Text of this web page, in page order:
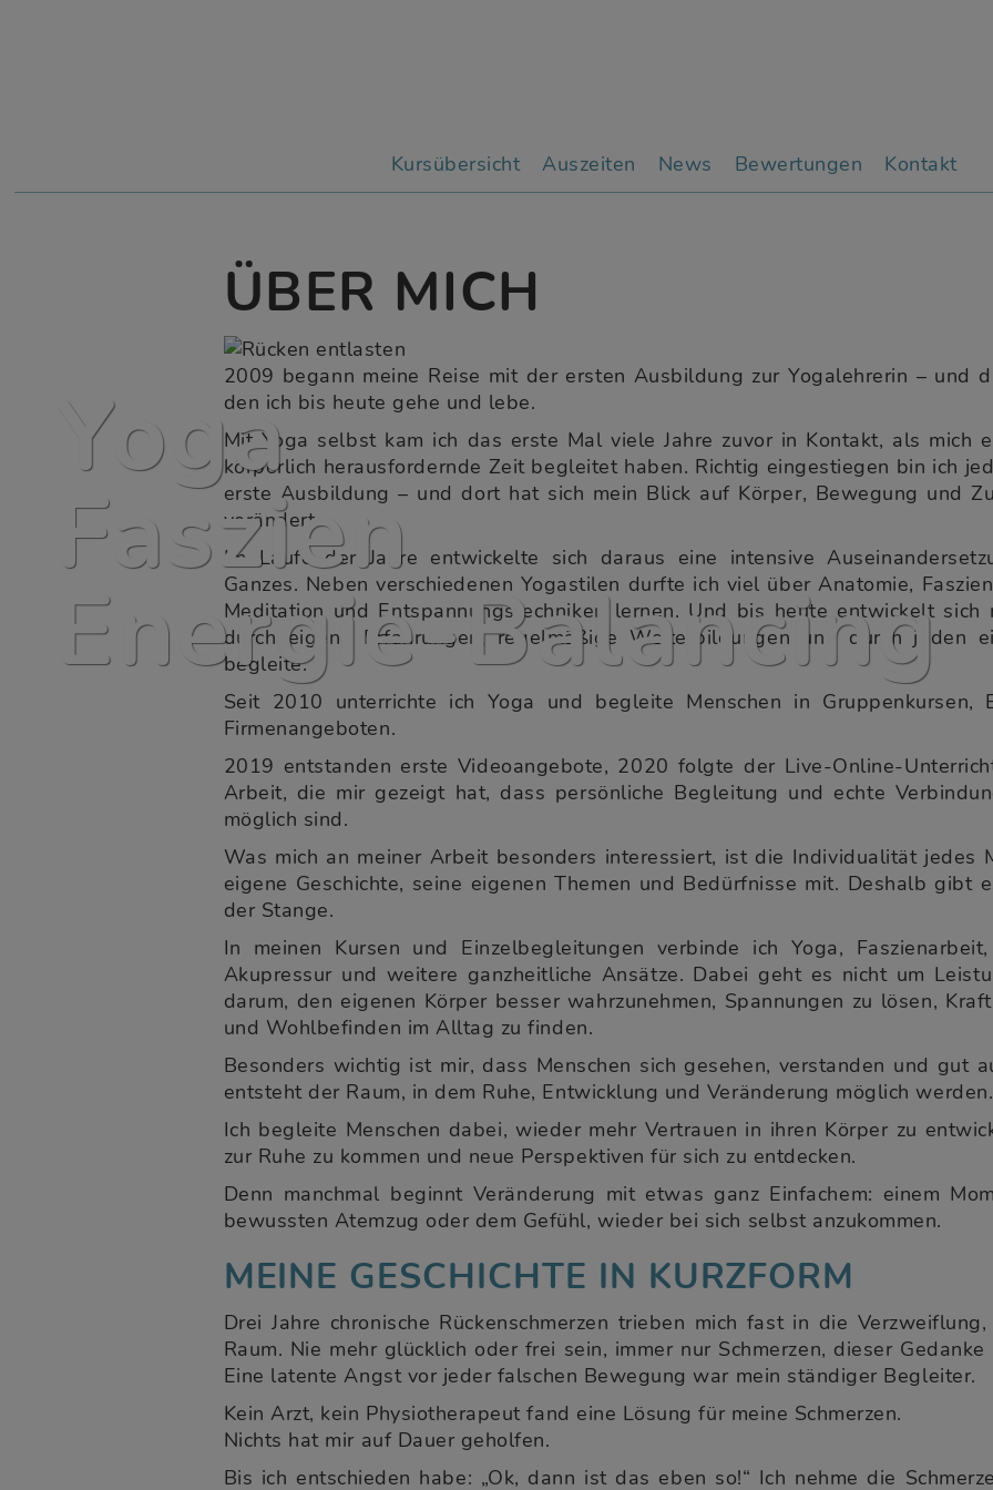
Yoga
Faszien
Energie-Balancing
Kursübersicht Auszeiten News Bewertungen Kontakt
ÜBER MICH
2009 begann meine Reise mit der ersten Ausbildung zur Yogalehrerin – und
den ich bis heute gehe und lebe.
Mit Yoga selbst kam ich das erste Mal viele Jahre zuvor in Kontakt, als mich
körperlich herausfordernde Zeit begleitet haben. Richtig eingestiegen bin ich
erste Ausbildung – und dort hat sich mein Blick auf Körper, Bewegung und
verändert.
Im Laufe der Jahre entwickelte sich daraus eine intensive
Ganzes. Neben verschiedenen Yogastilen durfte ich viel über Anatomie,
Meditation und Entspannungstechniken lernen. Und bis heute entwickelt
durch eigene Erfahrungen, regelmäßige Weiterbildungen und durch jeden
begleite.
Seit 2010 unterrichte ich Yoga und begleite Menschen in Gruppenkursen,
Firmenangeboten.
2019 entstanden erste Videoangebote, 2020 folgte der Live-Online-
Arbeit, die mir gezeigt hat, dass persönliche Begleitung und echte
möglich sind.
Was mich an meiner Arbeit besonders interessiert, ist die Individualität jedes
eigene Geschichte, seine eigenen Themen und Bedürfnisse mit. Deshalb gibt
der Stange.
In meinen Kursen und Einzelbegleitungen verbinde ich Yoga,
Akupressur und weitere ganzheitliche Ansätze. Dabei geht es nicht um
darum, den eigenen Körper besser wahrzunehmen, Spannungen zu lösen,
und Wohlbefinden im Alltag zu finden.
Besonders wichtig ist mir, dass Menschen sich gesehen, verstanden und gut
entsteht der Raum, in dem Ruhe, Entwicklung und Veränderung möglich werden.
Ich begleite Menschen dabei, wieder mehr Vertrauen in ihren Körper zu
zur Ruhe zu kommen und neue Perspektiven für sich zu entdecken.
Denn manchmal beginnt Veränderung mit etwas ganz Einfachem: einem
bewussten Atemzug oder dem Gefühl, wieder bei sich selbst anzukommen.
MEINE GESCHICHTE IN KURZFORM
Drei Jahre chronische Rückenschmerzen trieben mich fast in die
Raum. Nie mehr glücklich oder frei sein, immer nur Schmerzen, dieser
Eine latente Angst vor jeder falschen Bewegung war mein ständiger Begleiter.
Kein Arzt, kein Physiotherapeut fand eine Lösung für meine Schmerzen.
Nichts hat mir auf Dauer geholfen.
Bis ich entschieden habe: „Ok, dann ist das eben so!“ Ich nehme die